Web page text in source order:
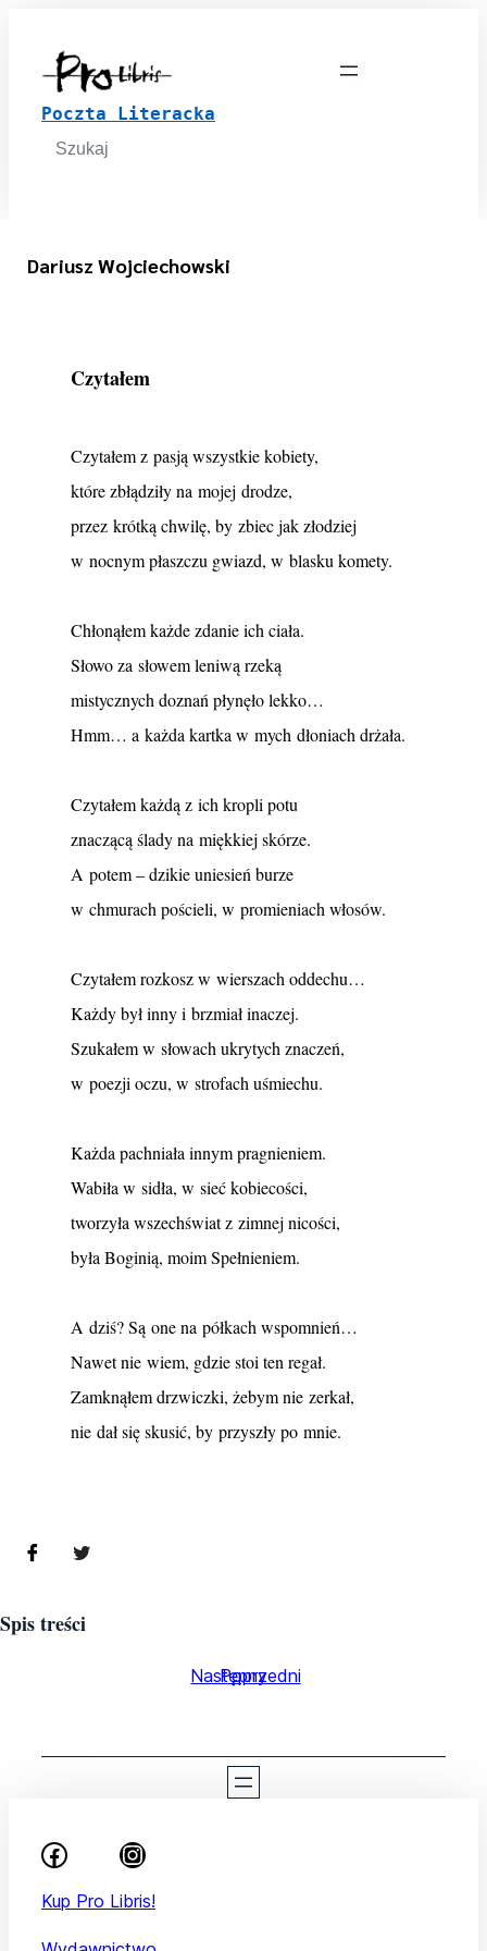
Poczta Literacka
Search
for:
Dariusz Wojciechowski
Czytałem
Czytałem z pasją wszystkie kobiety,
które zbłądziły na mojej drodze,
przez krótką chwilę, by zbiec jak złodziej
w nocnym płaszczu gwiazd, w blasku komety.
Chłonąłem każde zdanie ich ciała.
Słowo za słowem leniwą rzeką
mistycznych doznań płynęło lekko…
Hmm… a każda kartka w mych dłoniach drżała.
Czytałem każdą z ich kropli potu
znaczącą ślady na miękkiej skórze.
A potem – dzikie uniesień burze
w chmurach pościeli, w promieniach włosów.
Czytałem rozkosz w wierszach oddechu…
Każdy był inny i brzmiał inaczej.
Szukałem w słowach ukrytych znaczeń,
w poezji oczu, w strofach uśmiechu.
Każda pachniała innym pragnieniem.
Wabiła w sidła, w sieć kobiecości,
tworzyła wszechświat z zimnej nicości,
była Boginią, moim Spełnieniem.
A dziś? Są one na półkach wspomnień…
Nawet nie wiem, gdzie stoi ten regał.
Zamknąłem drzwiczki, żebym nie zerkał,
nie dał się skusić, by przyszły po mnie.
Spis treści
Poprzedni
Następny
Kup Pro Libris!